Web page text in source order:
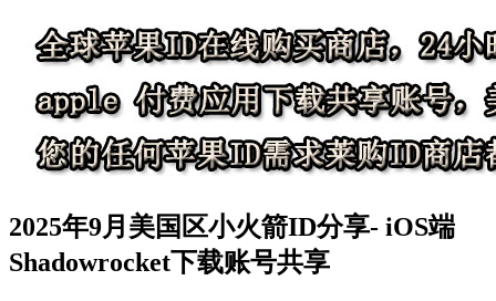
2025年9月美国区小火箭ID分享- iOS端
Shadowrocket下载账号共享